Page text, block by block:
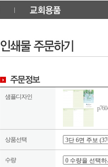
샘플디자인
상품선택
수량